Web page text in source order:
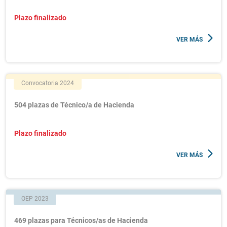
Plazo finalizado
VER MÁS
Convocatoria 2024
504 plazas de Técnico/a de Hacienda
Plazo finalizado
VER MÁS
OEP 2023
469 plazas para Técnicos/as de Hacienda